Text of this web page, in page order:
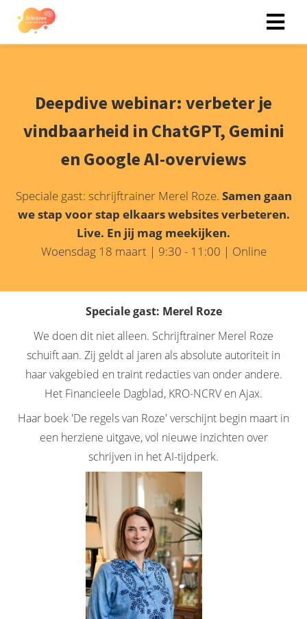
Deepdive webinar: verbeter je
vindbaarheid in ChatGPT, Gemini
en Google AI-overviews
Speciale gast: schrijftrainer Merel Roze. Samen gaan
we stap voor stap elkaars websites verbeteren.
Live. En jij mag meekijken.
Woensdag 18 maart | 9:30 - 11:00 | Online
Speciale gast: Merel Roze
We doen dit niet alleen. Schrijftrainer Merel Roze
schuift aan. Zij geldt al jaren als absolute autoriteit in
haar vakgebied en traint redacties van onder andere.
Het Financieele Dagblad, KRO-NCRV en Ajax.
Haar boek 'De regels van Roze' verschijnt begin maart in
een herziene uitgave, vol nieuwe inzichten over
schrijven in het AI-tijdperk.